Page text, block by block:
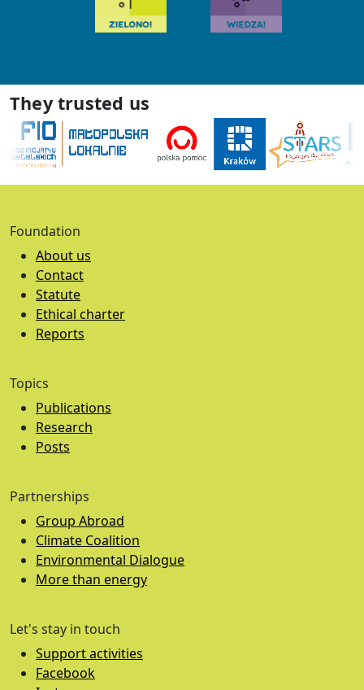
They trusted us
Foundation
About us
Contact
Statute
Ethical charter
Reports
Topics
Publications
Research
Posts
Partnerships
Group Abroad
Climate Coalition
Environmental Dialogue
More than energy
Let's stay in touch
Support activities
Facebook